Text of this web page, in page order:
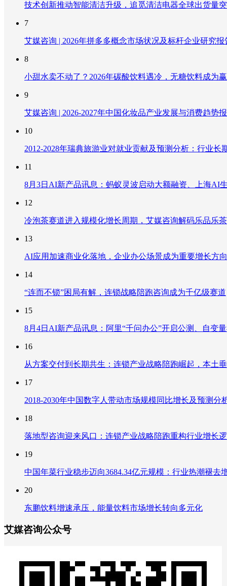
技术创新推动智能清洁升级，追觅清洁电器全球出货量
7
艾媒咨询 | 2026年拼多多概念市场状况及标杆企业研究报
8
小甜水卖不动了？2026年碳酸饮料遇冷，无糖饮料成为
9
艾媒咨询 | 2026-2027年中国化妆品产业发展与消费趋势
10
2012-2028年瑞典旅游业对就业贡献及预测分析：行业
11
8月3日AI新产品讯息：蚂蚁灵波启动大额融资、上海AI
12
冷泡茶赛道进入规模化增长周期，艾媒咨询解码乐品乐
13
AI应用加速商业化落地，企业办公场景成为重要增长方向
14
“连而不锁”困局有解，连锁战略陪跑咨询成为千亿级赛道
15
8月4日AI新产品讯息：阿里“千问办公”开启公测、自变
16
从方案交付到长期共生：连锁产业战略陪跑崛起，本土
17
2018-2030年中国数字人带动市场规模同比增长及预测
18
落地型咨询迎来风口：连锁产业战略陪跑重构行业增
19
中国年菜行业稳步迈向3684.34亿元规模：行业热潮褪
20
东鹏饮料增速承压，能量饮料市场增长转向多元化
艾媒咨询公众号